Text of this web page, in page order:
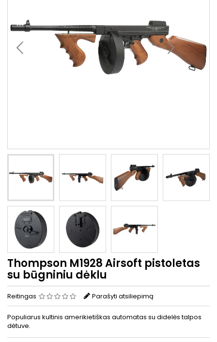
Thompson M1928 Airsoft pistoletas
su būgniniu dėklu
Reitingas Parašyti atsiliepimą
Populiarus kultinis amerikietiškas automatas su didelės talpos
dėtuve.